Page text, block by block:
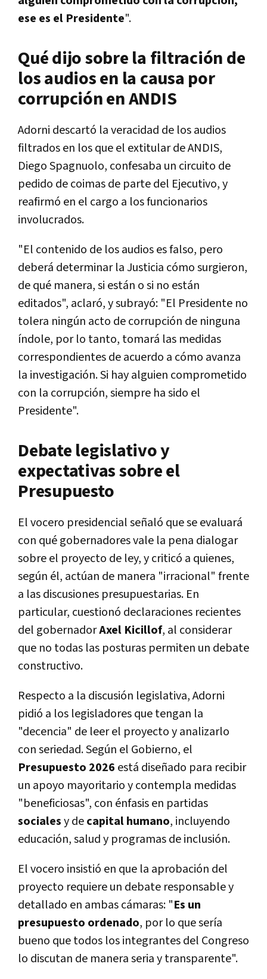
ese es el Presidente".
Qué dijo sobre la filtración de
los audios en la causa por
corrupción en ANDIS
Adorni descartó la veracidad de los audios
filtrados en los que el extitular de ANDIS,
Diego Spagnuolo, confesaba un circuito de
pedido de coimas de parte del Ejecutivo, y
reafirmó en el cargo a los funcionarios
involucrados.
"El contenido de los audios es falso, pero
deberá determinar la Justicia cómo surgieron,
de qué manera, si están o si no están
editados", aclaró, y subrayó: "El Presidente no
tolera ningún acto de corrupción de ninguna
índole, por lo tanto, tomará las medidas
correspondientes de acuerdo a cómo avanza
la investigación. Si hay alguien comprometido
con la corrupción, siempre ha sido el
Presidente".
Debate legislativo y
expectativas sobre el
Presupuesto
El vocero presidencial señaló que se evaluará
con qué gobernadores vale la pena dialogar
sobre el proyecto de ley, y criticó a quienes,
según él, actúan de manera "irracional" frente
a las discusiones presupuestarias. En
particular, cuestionó declaraciones recientes
del gobernadorAxel Kicillof, al considerar
que no todas las posturas permiten un debate
constructivo.
Respecto a la discusión legislativa, Adorni
pidió a los legisladores que tengan la
"decencia" de leer el proyecto y analizarlo
con seriedad. Según el Gobierno, el
Presupuesto 2026 está diseñado para recibir
un apoyo mayoritario y contempla medidas
"beneficiosas", con énfasis en partidas
socialesy decapital humano, incluyendo
educación, salud y programas de inclusión.
El vocero insistió en que la aprobación del
proyecto requiere un debate responsable y
detallado en ambas cámaras: "Es un
presupuesto ordenado, por lo que sería
bueno que todos los integrantes del Congreso
lo discutan de manera seria y transparente".